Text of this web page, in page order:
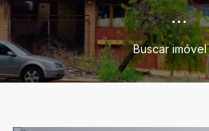
...
Buscar imóvel